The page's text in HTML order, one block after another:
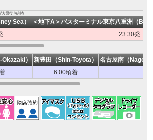
方面行 時刻表
Sea）
＜地下A＞バスターミナル東京八重洲（
23:30発
） 新豊田（Shin-Toyota）
名古屋南（
6:00頃着